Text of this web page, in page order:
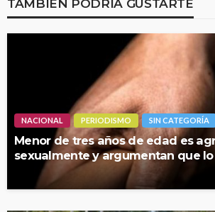
TAMBIÉN PODRÍA GUSTARTE
NACIONAL PERIODISMO SIN CATEGORÍA
Menor de tres años de edad es
sexualmente y argumentan que